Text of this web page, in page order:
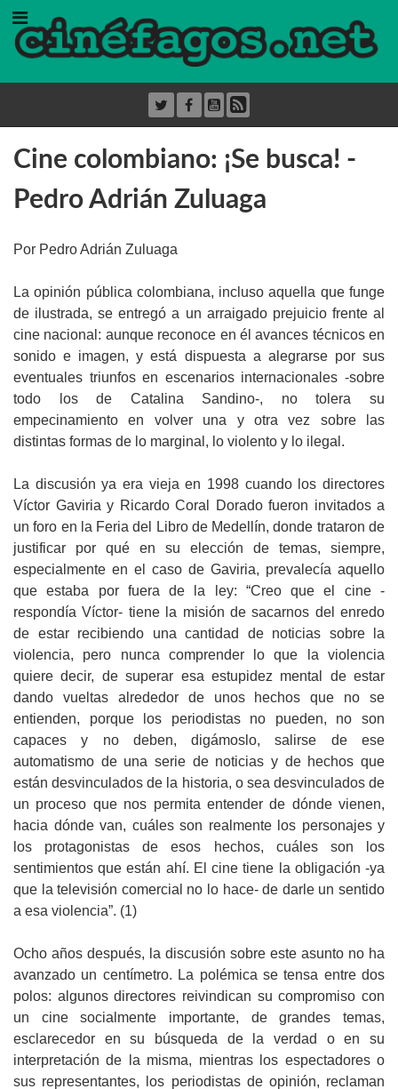
Cine colombiano: ¡Se busca! -
Pedro Adrián Zuluaga
Por Pedro Adrián Zuluaga
La opinión pública colombiana, incluso aquella que funge
de ilustrada, se entregó a un arraigado prejuicio frente al
cine nacional: aunque reconoce en él avances técnicos en
sonido e imagen, y está dispuesta a alegrarse por sus
eventuales triunfos en escenarios internacionales -sobre
todo los de Catalina Sandino-, no tolera su
empecinamiento en volver una y otra vez sobre las
distintas formas de lo marginal, lo violento y lo ilegal.
La discusión ya era vieja en 1998 cuando los directores
Víctor Gaviria y Ricardo Coral Dorado fueron invitados a
un foro en la Feria del Libro de Medellín, donde trataron de
justificar por qué en su elección de temas, siempre,
especialmente en el caso de Gaviria, prevalecía aquello
que estaba por fuera de la ley: “Creo que el cine -
respondía Víctor- tiene la misión de sacarnos del enredo
de estar recibiendo una cantidad de noticias sobre la
violencia, pero nunca comprender lo que la violencia
quiere decir, de superar esa estupidez mental de estar
dando vueltas alrededor de unos hechos que no se
entienden, porque los periodistas no pueden, no son
capaces y no deben, digámoslo, salirse de ese
automatismo de una serie de noticias y de hechos que
están desvinculados de la historia, o sea desvinculados de
un proceso que nos permita entender de dónde vienen,
hacia dónde van, cuáles son realmente los personajes y
los protagonistas de esos hechos, cuáles son los
sentimientos que están ahí. El cine tiene la obligación -ya
que la televisión comercial no lo hace- de darle un sentido
a esa violencia”. (1)
Ocho años después, la discusión sobre este asunto no ha
avanzado un centímetro. La polémica se tensa entre dos
polos: algunos directores reivindican su compromiso con
un cine socialmente importante, de grandes temas,
esclarecedor en su búsqueda de la verdad o en su
interpretación de la misma, mientras los espectadores o
sus representantes, los periodistas de opinión, reclaman